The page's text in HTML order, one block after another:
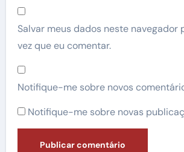
Salvar meus dados neste navegador
vez que eu comentar.
Notifique-me sobre novos
Notifique-me sobre novas